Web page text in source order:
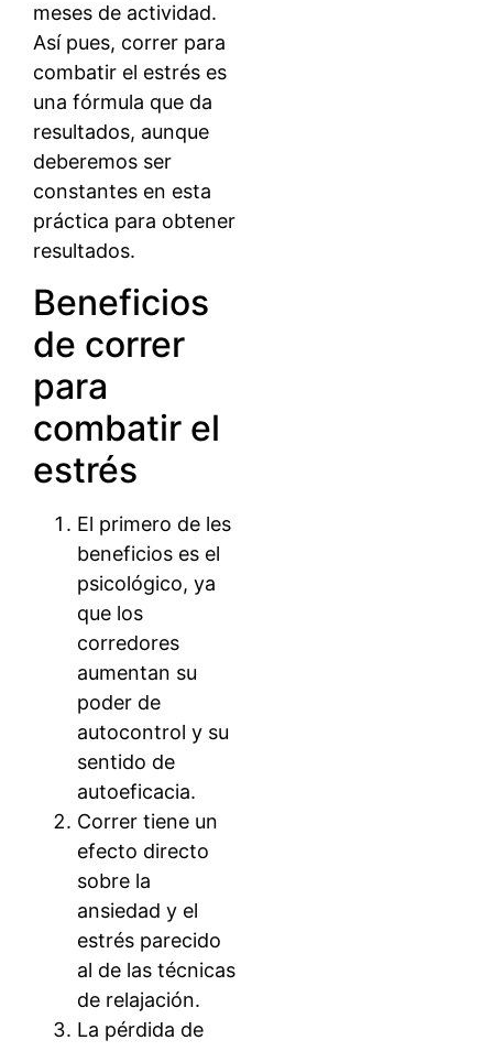
meses de actividad.
Así pues, correr para
combatir el estrés es
una fórmula que da
resultados, aunque
deberemos ser
constantes en esta
práctica para obtener
resultados.
Beneficios
de correr
para
combatir el
estrés
El primero de les
beneficios es el
psicológico, ya
que los
corredores
aumentan su
poder de
autocontrol y su
sentido de
autoeficacia.
Correr tiene un
efecto directo
sobre la
ansiedad y el
estrés parecido
al de las técnicas
de relajación.
La pérdida de